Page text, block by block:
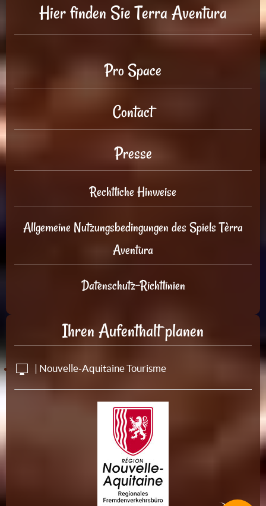
Hier finden Sie Terra Aventura
Pro Space
Contact
Presse
Rechtliche Hinweise
Allgemeine Nutzungsbedingungen des Spiels Tèrra
Aventura
Datenschutz-Richtlinien
Ihren Aufenthalt planen
| Nouvelle-Aquitaine Tourisme